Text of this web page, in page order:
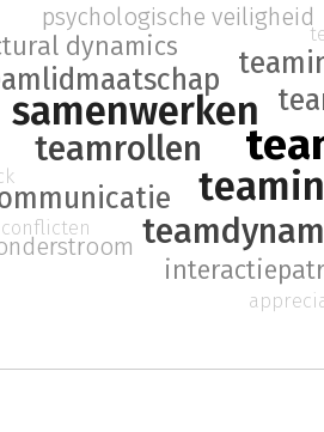
samenwerken
teamrollen
dynamics
psychologische veiligheid